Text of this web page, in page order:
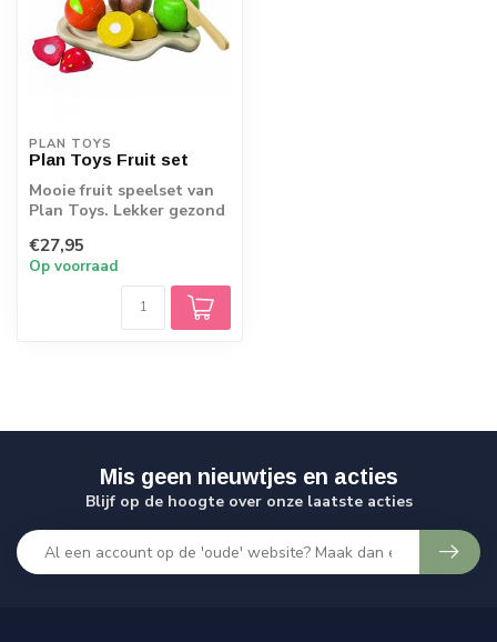
PLAN TOYS
Plan Toys Fruit set
Mooie fruit speelset van
Plan Toys. Lekker gezond
een s...
€27,95
Op voorraad
Mis geen nieuwtjes en acties
Blijf op de hoogte over onze laatste acties